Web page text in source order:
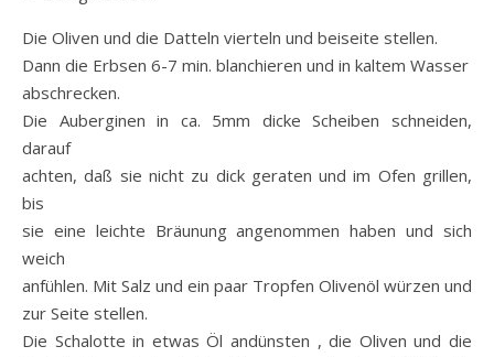
Die Oliven und die Datteln vierteln und beiseite stellen.
Dann die Erbsen 6-7 min. blanchieren und in kaltem Wasser
abschrecken.
Die Auberginen in ca. 5mm dicke Scheiben schneiden,
darauf
achten, daß sie nicht zu dick geraten und im Ofen grillen,
bis
sie eine leichte Bräunung angenommen haben und sich
weich
anfühlen. Mit Salz und ein paar Tropfen Olivenöl würzen und
zur Seite stellen.
Die Schalotte in etwas Öl andünsten , die Oliven und die